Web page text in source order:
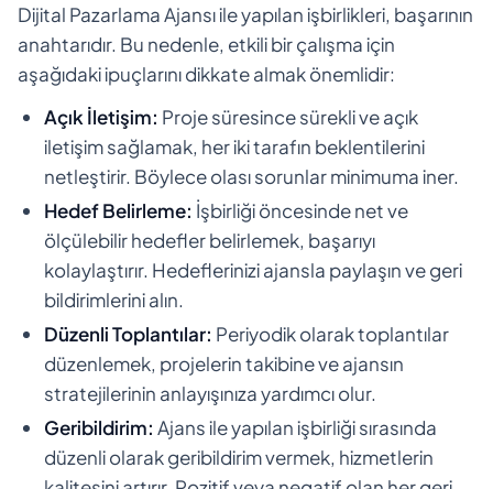
Dijital Pazarlama Ajansı ile yapılan işbirlikleri, başarının
anahtarıdır. Bu nedenle, etkili bir çalışma için
aşağıdaki ipuçlarını dikkate almak önemlidir:
Açık İletişim: Proje süresince sürekli ve açık
iletişim sağlamak, her iki tarafın beklentilerini
netleştirir. Böylece olası sorunlar minimuma iner.
Hedef Belirleme: İşbirliği öncesinde net ve
ölçülebilir hedefler belirlemek, başarıyı
kolaylaştırır. Hedeflerinizi ajansla paylaşın ve geri
bildirimlerini alın.
Düzenli Toplantılar: Periyodik olarak toplantılar
düzenlemek, projelerin takibine ve ajansın
stratejilerinin anlayışınıza yardımcı olur.
Geribildirim: Ajans ile yapılan işbirliği sırasında
düzenli olarak geribildirim vermek, hizmetlerin